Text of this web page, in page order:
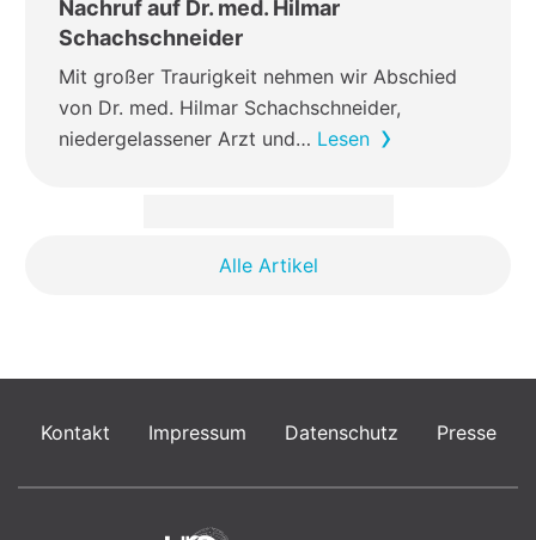
Nachruf auf Dr. med. Hilmar
Schachschneider
Mit großer Traurigkeit nehmen wir Abschied
von Dr. med. Hilmar Schachschneider,
niedergelassener Arzt und… Lesen
Alle Artikel
Kontakt Impressum Datenschutz Presse